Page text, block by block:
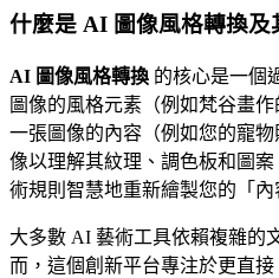
什麼是 AI 圖像風格轉換及
AI 圖像風格轉換 的核心是一個
圖像的風格元素（例如梵谷畫
一張圖像的內容（例如您的寵
像以理解其紋理、調色板和圖
術規則智慧地重新繪製您的「內
大多數 AI 藝術工具依賴複雜的
而，這個創新平台專注於更直